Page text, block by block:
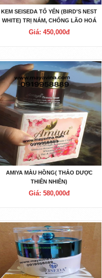
KEM SEISEDA TỔ YẾN (BIRD’S NEST
WHITE) TRỊ NÁM, CHỐNG LÃO HOÁ
Giá: 450,000đ
AMIYA MÀU HỒNG( THẢO DƯỢC
THIÊN NHIÊN)
Giá: 580,000đ